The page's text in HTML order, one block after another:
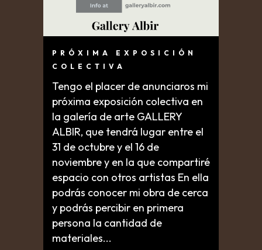
PRÓXIMA EXPOSICIÓN
COLECTIVA
Tengo el placer de anunciaros mi
próxima exposición colectiva en
la galería de arte GALLERY
ALBIR, que tendrá lugar entre el
31 de octubre y el 16 de
noviembre y en la que compartiré
espacio con otros artistas En ella
podrás conocer mi obra de cerca
y podrás percibir en primera
persona la cantidad de
materiales...